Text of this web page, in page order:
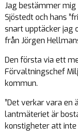
Jag bestämmer
Sjöstedt och hans
snart upptäcker jag
från Jörgen
Den första via ett
Förvaltningschef
kommun.
”Det verkar vara
lantmäteriet är
konstigheter att